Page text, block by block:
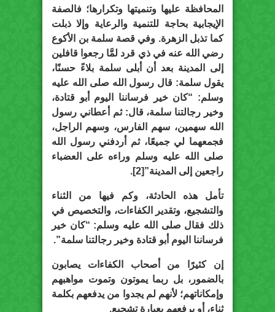
المحافظة عليها وتنميتها وتكرارها؛ فالصفة
الإيجابية بحاجة للتنمية والرعاية وإلا ذبلت
كما تذبل الزهرة. وفي قصة سلمة بن الأكوع
رضي الله عنه في ذي قرد لمَّا رجعوا قافلين
إلى المدينة بعد أن أبلى سلمة بلاءً حسنًا،
يقول سلمة: قال رسول الله صلى الله عليه
وسلم: “كان خير فرساننا اليوم أبو قتادة،
وخير رجالتنا سلمة، قال: ثم أعطاني رسول
الله سهمين، سهم الفارس، وسهم الراجل،
فجمعهما لي جميعًا، ثم أردفني رسول الله
صلى الله عليه وسلم وراءه على العضباء
راجعين إلى المدينة”[2].
تأمل هذه الحادثة، وكم فيها من الثناء
والتشجيع، وتقدير الكفاءات، والتخصيص في
ذلك فقال صلى الله عليه وسلم: “كان خير
فرساننا اليوم أبو قتادة وخير رجالتنا سلمة”.
إن كثيرًا من أصحاب الكفاءات يصابون
بالضمور، بل ربما يموتون وتموت مواهبهم
وإمكاناتهم؛ لأنهم لم يجدوا من يدفعهم بكلمة
ثناء، أو يرفعهم بعبارة تشجيع.